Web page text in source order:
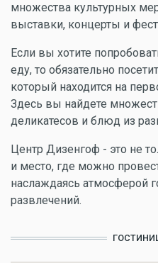
множества культурных
выставки, концерты и
Если вы хотите
еду, то обязательно
который находится на
Здесь вы найдете
деликатесов и блюд из
Центр Дизенгоф - это не
и место, где можно
наслаждаясь атмосферой
развлечений.